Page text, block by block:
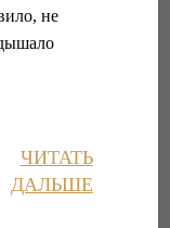
не
ЧИТАТЬ
ДАЛЬШЕ